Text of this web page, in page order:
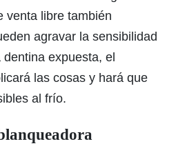
venta libre también
agravar la sensibilidad
expuesta, el
las cosas y hará que
al frío.